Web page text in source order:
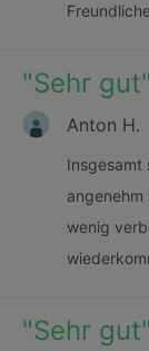
"Sehr gut"
Anton H.
Insgesamt
angenehm
wenig
"Sehr gut"